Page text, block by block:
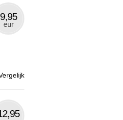
9,95
eur